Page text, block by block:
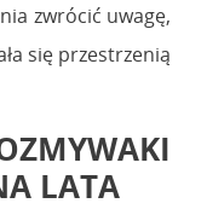
zwrócić uwagę,
się przestrzenią
LATA